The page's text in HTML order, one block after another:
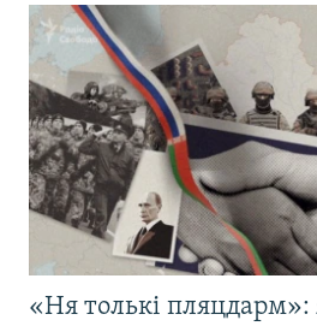
«Ня толькі пляцдарм»: